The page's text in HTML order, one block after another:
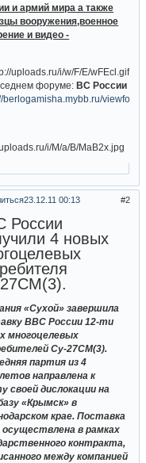
и армий мира а также
вооружения,военное
и видео -
форуме:ВС России
berlogamisha.mybb.ru/
2
23.12.11 00:13
России
4 новых
«Сухой» завершила
ВВС России 12-ти
многоцелевых
Су-27СМ(3).
партия из 4
направлена к
своей дислокации на
«Крымск» в
крае. Поставка
осуществлена в рамках
контракта,
между компанией